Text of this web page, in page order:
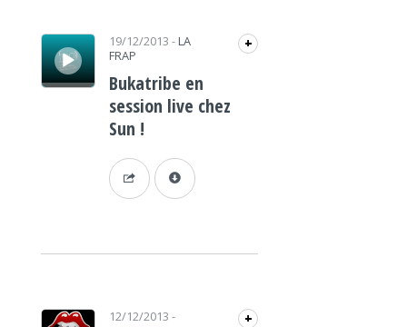
Lecteur audio 19/12/2013 - LA
FRAP
+
Bukatribe en
session live chez
Sun !
Lecteur audio 12/12/2013 -
+